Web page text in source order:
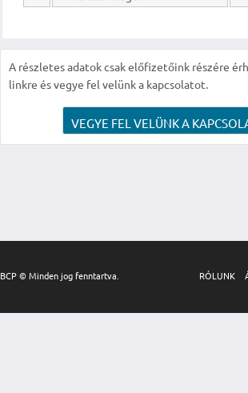
A részletes adatok csak előfizetőink részére
linkre és vegye fel velünk a kapcsolatot.
VEGYE FEL VELÜNK A
BCP © Minden jog fenntartva. RÓLUNK